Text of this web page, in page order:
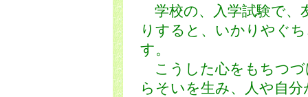
学校の、入学試験で、
りすると、いかりやぐ
す。
こうした心をもちつづ
らそいを生み、人や自